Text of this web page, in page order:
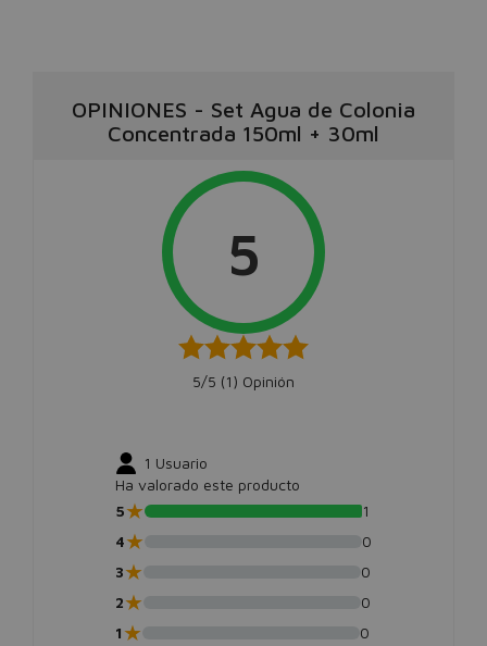
OPINIONES - Set Agua de Colonia
Concentrada 150ml + 30ml
5
5/5 (1) Opinión
1 Usuario
Ha valorado este producto
5★
1
4★
0
3★
0
2★
0
1★ 0